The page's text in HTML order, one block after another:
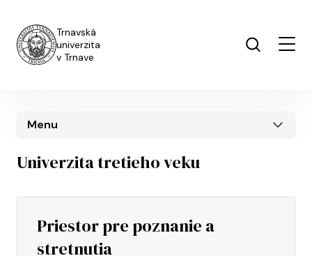
Trnavská
univerzita
v Trnave
Univerzita tretieho veku
Priestor pre poznanie a
stretnutia
Menu